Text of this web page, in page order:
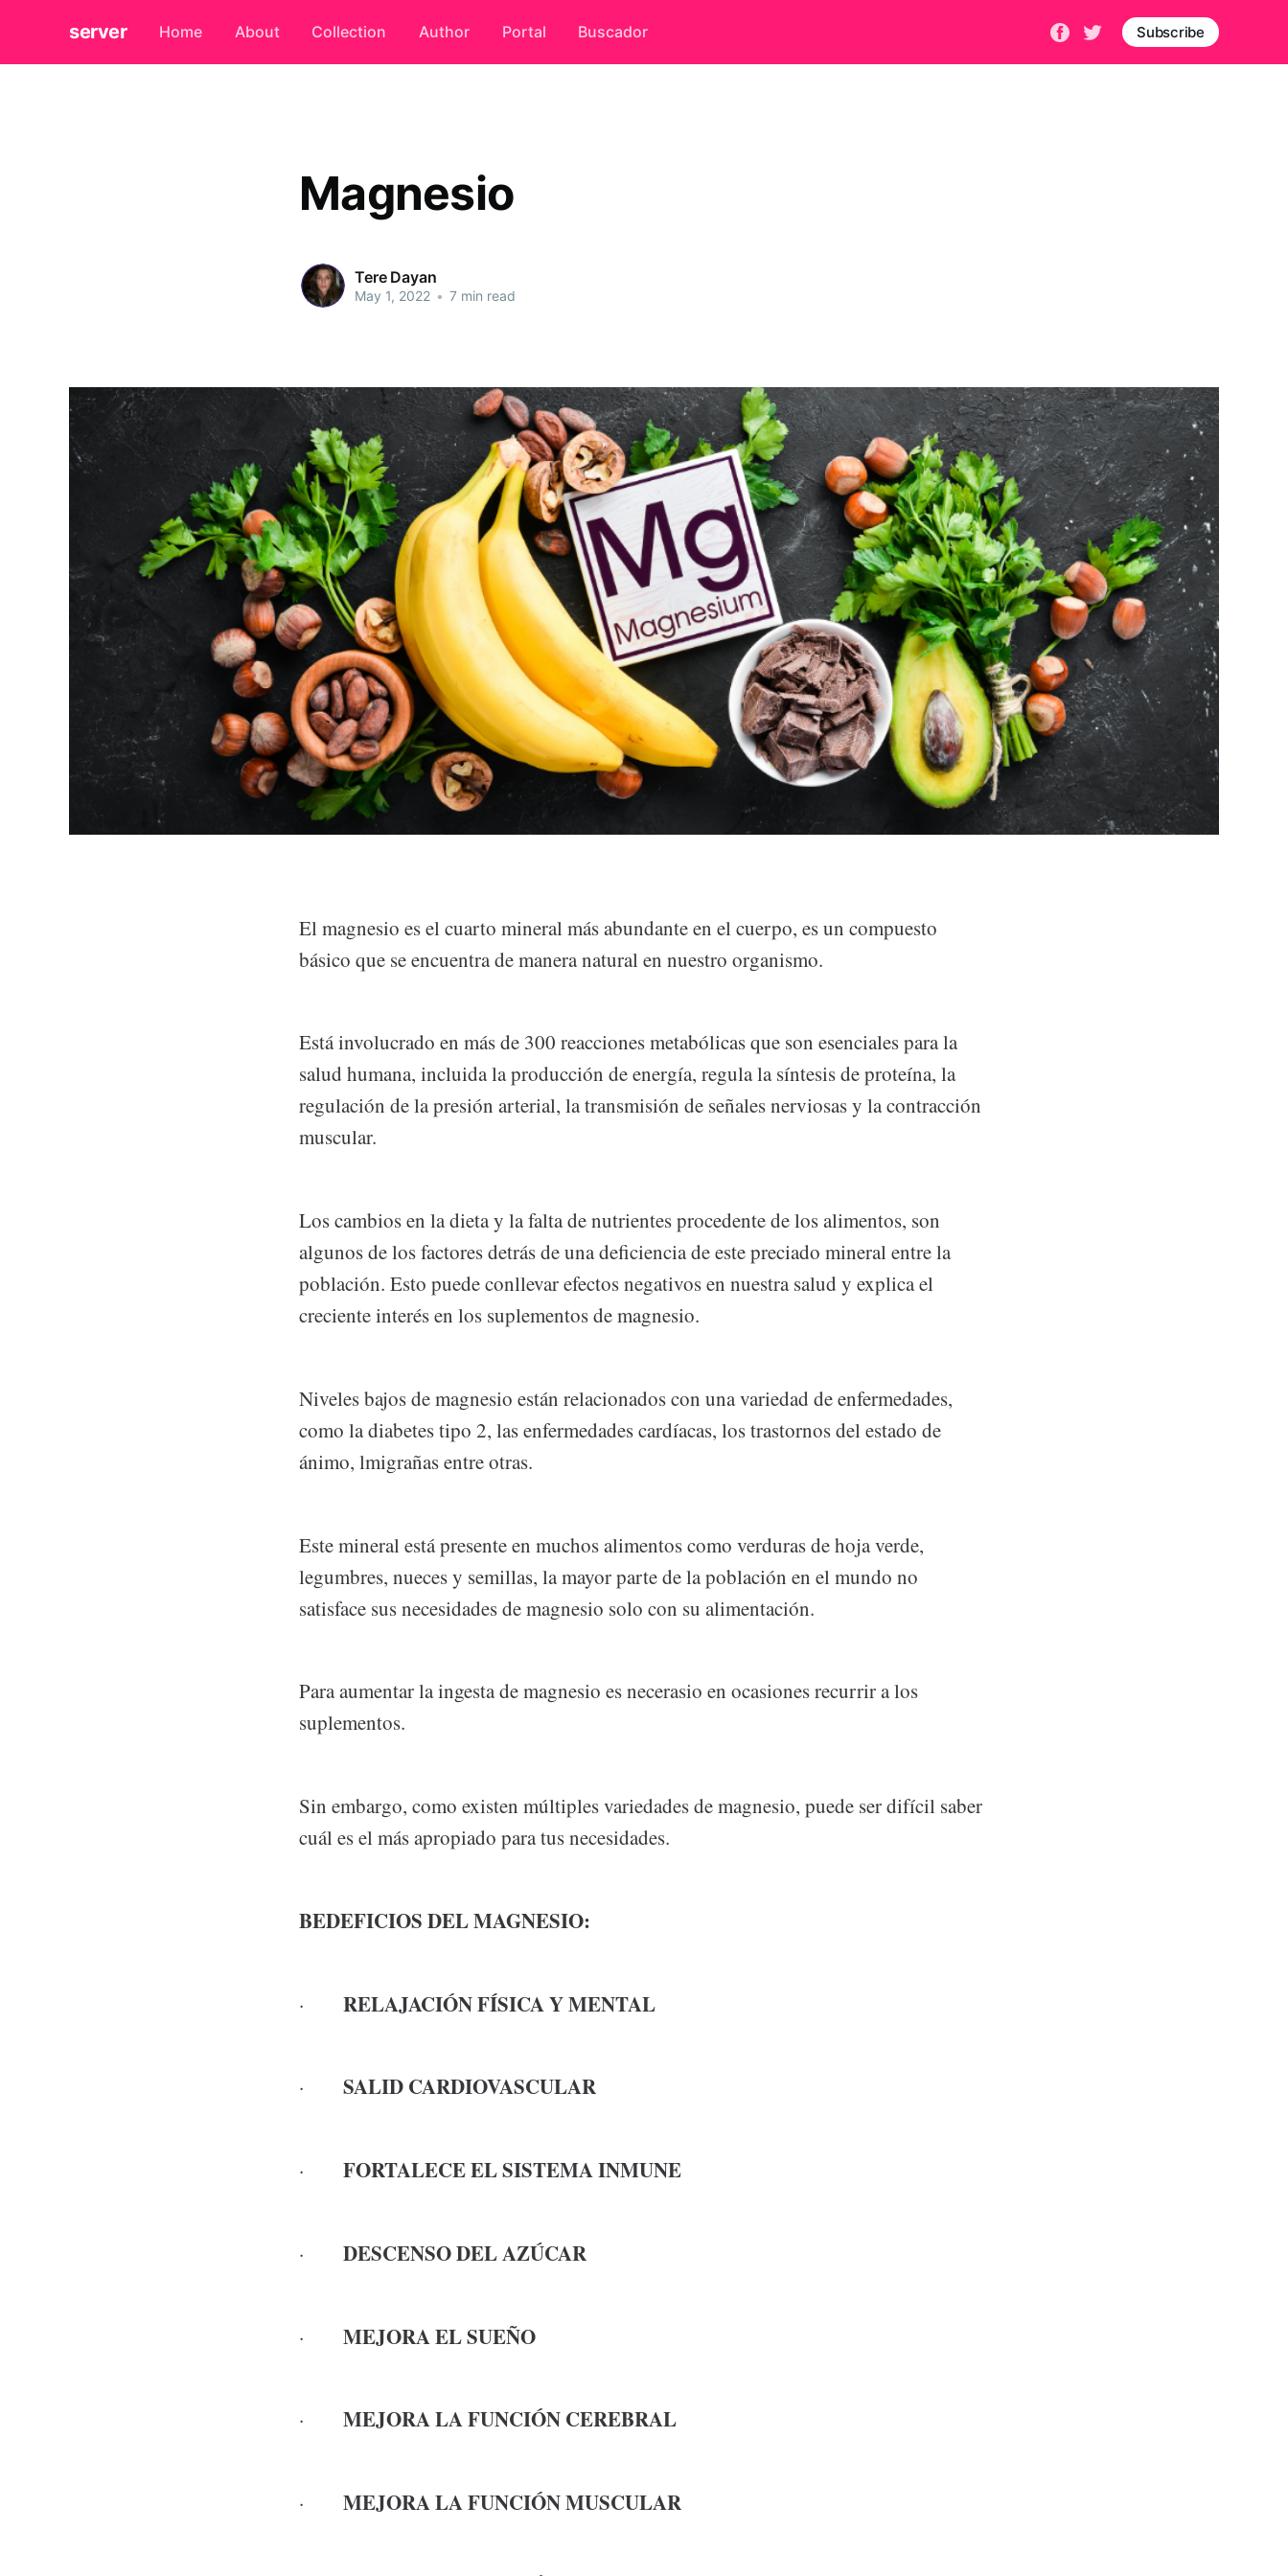
server Home About Collection Author Portal Buscador Subscribe
Magnesio
Tere Dayan
May 1, 2022 • 7 min read
El magnesio es el cuarto mineral más abundante en el cuerpo, es un compuesto
básico que se encuentra de manera natural en nuestro organismo.
Está involucrado en más de 300 reacciones metabólicas que son esenciales para la
salud humana, incluida la producción de energía, regula la síntesis de proteína, la
regulación de la presión arterial, la transmisión de señales nerviosas y la contracción
muscular.
Los cambios en la dieta y la falta de nutrientes procedente de los alimentos, son
algunos de los factores detrás de una deficiencia de este preciado mineral entre la
población. Esto puede conllevar efectos negativos en nuestra salud y explica el
creciente interés en los suplementos de magnesio.
Niveles bajos de magnesio están relacionados con una variedad de enfermedades,
como la diabetes tipo 2, las enfermedades cardíacas, los trastornos del estado de
ánimo, lmigrañas entre otras.
Este mineral está presente en muchos alimentos como verduras de hoja verde,
legumbres, nueces y semillas, la mayor parte de la población en el mundo no
satisface sus necesidades de magnesio solo con su alimentación.
Para aumentar la ingesta de magnesio es necerasio en ocasiones recurrir a los
suplementos.
Sin embargo, como existen múltiples variedades de magnesio, puede ser difícil saber
cuál es el más apropiado para tus necesidades.
BEDEFICIOS DEL MAGNESIO:
· RELAJACIÓN FÍSICA Y MENTAL
· SALID CARDIOVASCULAR
· FORTALECE EL SISTEMA INMUNE
· DESCENSO DEL AZÚCAR
· MEJORA EL SUEÑO
· MEJORA LA FUNCIÓN CEREBRAL
· MEJORA LA FUNCIÓN MUSCULAR